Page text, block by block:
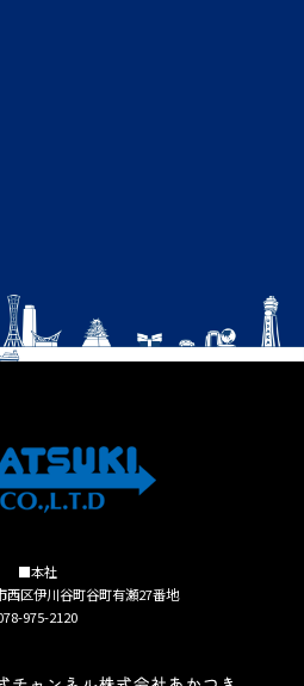
■本社
西区伊川谷町谷町有瀬27番地
975-2120